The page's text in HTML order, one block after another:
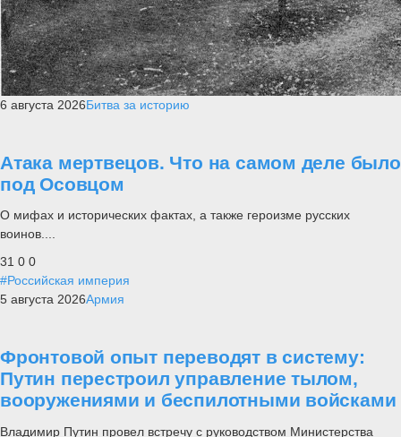
6 августа 2026Битва за историю
Атака мертвецов. Что на самом деле было
под Осовцом
О мифах и исторических фактах, а также героизме русских
воинов....
31 0 0
#Российская империя
5 августа 2026Армия
Фронтовой опыт переводят в систему:
Путин перестроил управление тылом,
вооружениями и беспилотными войсками
Владимир Путин провел встречу с руководством Министерства